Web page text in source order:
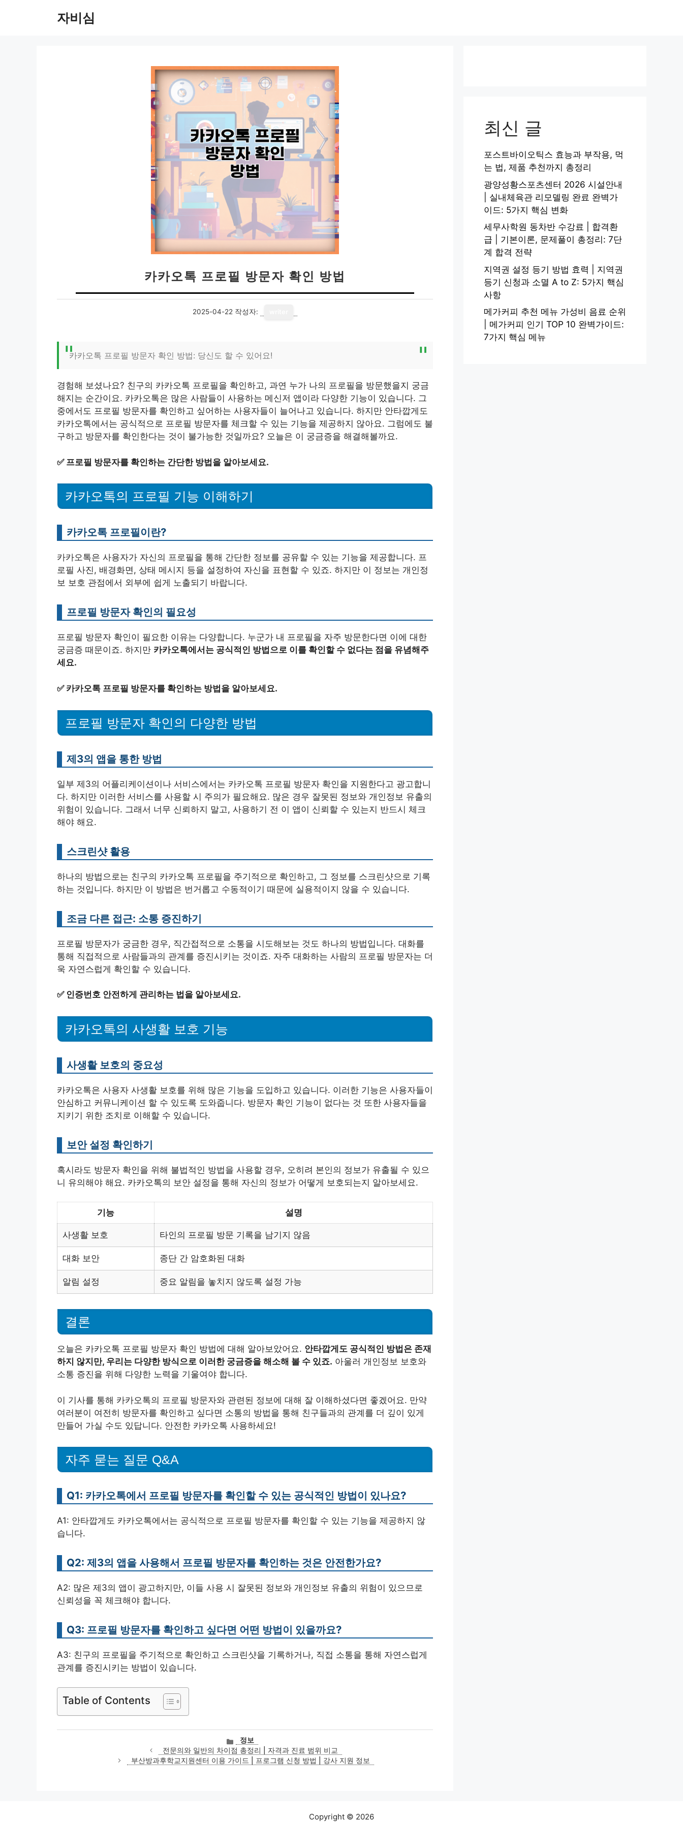
자비심
카카오톡 프로필 방문자 확인 방법
2025-04-22 작성자:
카카오톡 프로필 방문자 확인 방법: 당신도 할 수 있어요!
경험해 보셨나요? 친구의 카카오톡 프로필을 확인하고, 과연 누가 나의 프로필을 방문했을지 궁금
해지는 순간이요. 카카오톡은 많은 사람들이 사용하는 메신저 앱이라 다양한 기능이 있습니다. 그
중에서도 프로필 방문자를 확인하고 싶어하는 사용자들이 늘어나고 있습니다. 하지만 안타깝게도
카카오톡에서는 공식적으로 프로필 방문자를 체크할 수 있는 기능을 제공하지 않아요. 그럼에도 불
구하고 방문자를 확인한다는 것이 불가능한 것일까요? 오늘은 이 궁금증을 해결해볼까요.
✅ 프로필 방문자를 확인하는 간단한 방법을 알아보세요.
카카오톡의 프로필 기능 이해하기
카카오톡 프로필이란?
카카오톡은 사용자가 자신의 프로필을 통해 간단한 정보를 공유할 수 있는 기능을 제공합니다. 프
로필 사진, 배경화면, 상태 메시지 등을 설정하여 자신을 표현할 수 있죠. 하지만 이 정보는 개인정
보 보호 관점에서 외부에 쉽게 노출되기 바랍니다.
프로필 방문자 확인의 필요성
프로필 방문자 확인이 필요한 이유는 다양합니다. 누군가 내 프로필을 자주 방문한다면 이에 대한
궁금증 때문이죠. 하지만 카카오톡에서는 공식적인 방법으로 이를 확인할 수 없다는 점을 유념해주
세요.
✅ 카카오톡 프로필 방문자를 확인하는 방법을 알아보세요.
프로필 방문자 확인의 다양한 방법
제3의 앱을 통한 방법
일부 제3의 어플리케이션이나 서비스에서는 카카오톡 프로필 방문자 확인을 지원한다고 광고합니
다. 하지만 이러한 서비스를 사용할 시 주의가 필요해요. 많은 경우 잘못된 정보와 개인정보 유출의
위험이 있습니다. 그래서 너무 신뢰하지 말고, 사용하기 전 이 앱이 신뢰할 수 있는지 반드시 체크
해야 해요.
스크린샷 활용
하나의 방법으로는 친구의 카카오톡 프로필을 주기적으로 확인하고, 그 정보를 스크린샷으로 기록
하는 것입니다. 하지만 이 방법은 번거롭고 수동적이기 때문에 실용적이지 않을 수 있습니다.
조금 다른 접근: 소통 증진하기
프로필 방문자가 궁금한 경우, 직간접적으로 소통을 시도해보는 것도 하나의 방법입니다. 대화를
통해 직접적으로 사람들과의 관계를 증진시키는 것이죠. 자주 대화하는 사람의 프로필 방문자는 더
욱 자연스럽게 확인할 수 있습니다.
✅ 인증번호 안전하게 관리하는 법을 알아보세요.
카카오톡의 사생활 보호 기능
사생활 보호의 중요성
카카오톡은 사용자 사생활 보호를 위해 많은 기능을 도입하고 있습니다. 이러한 기능은 사용자들이
안심하고 커뮤니케이션 할 수 있도록 도와줍니다. 방문자 확인 기능이 없다는 것 또한 사용자들을
지키기 위한 조치로 이해할 수 있습니다.
보안 설정 확인하기
혹시라도 방문자 확인을 위해 불법적인 방법을 사용할 경우, 오히려 본인의 정보가 유출될 수 있으
니 유의해야 해요. 카카오톡의 보안 설정을 통해 자신의 정보가 어떻게 보호되는지 알아보세요.
기능 설명
사생활 보호 타인의 프로필 방문 기록을 남기지 않음
대화 보안 종단 간 암호화된 대화
알림 설정 중요 알림을 놓치지 않도록 설정 가능
결론
오늘은 카카오톡 프로필 방문자 확인 방법에 대해 알아보았어요. 안타깝게도 공식적인 방법은 존재
하지 않지만, 우리는 다양한 방식으로 이러한 궁금증을 해소해 볼 수 있죠. 아울러 개인정보 보호와
소통 증진을 위해 다양한 노력을 기울여야 합니다.
이 기사를 통해 카카오톡의 프로필 방문자와 관련된 정보에 대해 잘 이해하셨다면 좋겠어요. 만약
여러분이 여전히 방문자를 확인하고 싶다면 소통의 방법을 통해 친구들과의 관계를 더 깊이 있게
만들어 가실 수도 있답니다. 안전한 카카오톡 사용하세요!
자주 묻는 질문 Q&A
Q1: 카카오톡에서 프로필 방문자를 확인할 수 있는 공식적인 방법이 있나요?
A1: 안타깝게도 카카오톡에서는 공식적으로 프로필 방문자를 확인할 수 있는 기능을 제공하지 않
습니다.
Q2: 제3의 앱을 사용해서 프로필 방문자를 확인하는 것은 안전한가요?
A2: 많은 제3의 앱이 광고하지만, 이들 사용 시 잘못된 정보와 개인정보 유출의 위험이 있으므로
신뢰성을 꼭 체크해야 합니다.
Q3: 프로필 방문자를 확인하고 싶다면 어떤 방법이 있을까요?
A3: 친구의 프로필을 주기적으로 확인하고 스크린샷을 기록하거나, 직접 소통을 통해 자연스럽게
관계를 증진시키는 방법이 있습니다.
Table of Contents
카
테
고
정보
전문의와 일반의 차이점 총정리 | 자격과 진료 범위 비교
부산방과후학교지원센터 이용 가이드 | 프로그램 신청 방법 | 강사 지원 정보
최신 글
포스트바이오틱스 효능과 부작용, 먹
는 법, 제품 추천까지 총정리
광양성황스포츠센터 2026 시설안내
| 실내체육관 리모델링 완료 완벽가
이드: 5가지 핵심 변화
세무사학원 동차반 수강료 | 합격환
급 | 기본이론, 문제풀이 총정리: 7단
계 합격 전략
지역권 설정 등기 방법 효력 | 지역권
등기 신청과 소멸 A to Z: 5가지 핵심
사항
메가커피 추천 메뉴 가성비 음료 순위
| 메가커피 인기 TOP 10 완벽가이드:
7가지 핵심 메뉴
Copyright © 2026